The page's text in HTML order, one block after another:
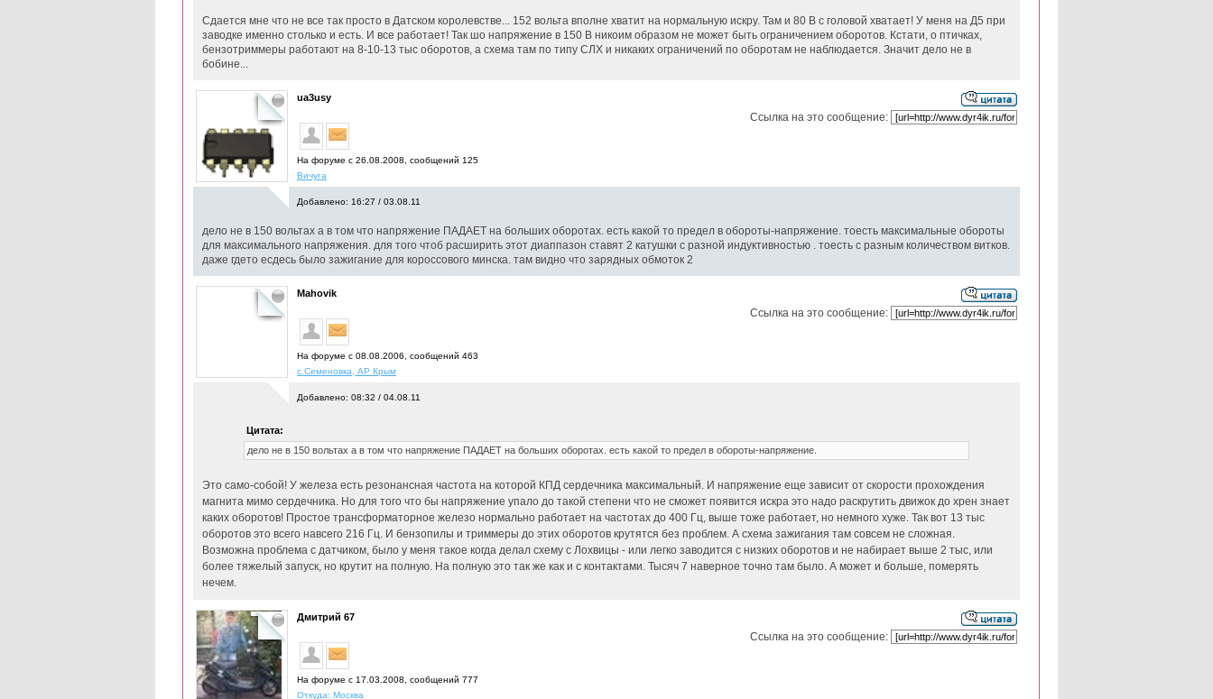
Сдается мне что не все так просто в Датском королевстве... 152 вольта вполне хватит на нормальную искру. Там и 80 В с головой хватает! У меня на Д5 при
заводке именно столько и есть. И все работает! Так шо напряжение в 150 В никоим образом не может быть ограничением оборотов. Кстати, о птичках,
бензотриммеры работают на 8-10-13 тыс оборотов, а схема там по типу СЛХ и никаких ограничений по оборотам не наблюдается. Значит дело не в
бобине...
ua3usy
На форуме с 26.08.2008, cообщений 125
Вичуга
Ссылка на это сообщение:
Добавлено: 16:27 / 03.08.11
дело не в 150 вольтах а в том что напряжение ПАДАЕТ на больших оборотах. есть какой то предел в обороты-напряжение. тоесть максимальные обороты
для максимального напряжения. для того чтоб расширить этот диаппазон ставят 2 катушки с разной индуктивностью . тоесть с разным количеством витков.
даже гдето есдесь было зажигание для короссового минска. там видно что зарядных обмоток 2
Mahovik
На форуме с 08.08.2006, cообщений 463
с.Семеновка, АР Крым
Ссылка на это сообщение:
Добавлено: 08:32 / 04.08.11
Цитата:
дело не в 150 вольтах а в том что напряжение ПАДАЕТ на больших оборотах. есть какой то предел в обороты-напряжение.
Это само-собой! У железа есть резонансная частота на которой КПД сердечника максимальный. И напряжение еще зависит от скорости прохождения
магнита мимо сердечника. Но для того что бы напряжение упало до такой степени что не сможет появится искра это надо раскрутить движок до хрен знает
каких оборотов! Простое трансформаторное железо нормально работает на частотах до 400 Гц, выше тоже работает, но немного хуже. Так вот 13 тыс
оборотов это всего навсего 216 Гц. И бензопилы и триммеры до этих оборотов крутятся без проблем. А схема зажигания там совсем не сложная.
Возможна проблема с датчиком, было у меня такое когда делал схему с Лохвицы - или легко заводится с низких оборотов и не набирает выше 2 тыс, или
более тяжелый запуск, но крутит на полную. На полную это так же как и с контактами. Тысяч 7 наверное точно там было. А может и больше, померять
нечем.
Дмитрий 67
На форуме с 17.03.2008, cообщений 777
Откуда: Москва
Ссылка на это сообщение: